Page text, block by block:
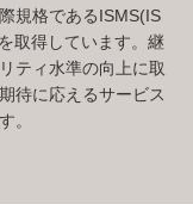
規格であるISMS(IS
取得しています。継
ティ水準の向上に取
待に応えるサービス
。